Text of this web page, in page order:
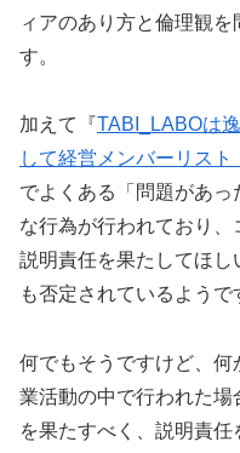
ィアのあり方と倫理観
す。
加えて『TABI_LABOは
して経営メンバーリスト
でよくある「問題があ
な行為が行われており、
説明責任を果たしてほ
も否定されているようで
何でもそうですけど、
業活動の中で行われた場
を果たすべく、説明責